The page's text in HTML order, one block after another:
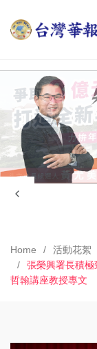
Home
活動花絮
張榮興署長積
哲翰講座教授專文